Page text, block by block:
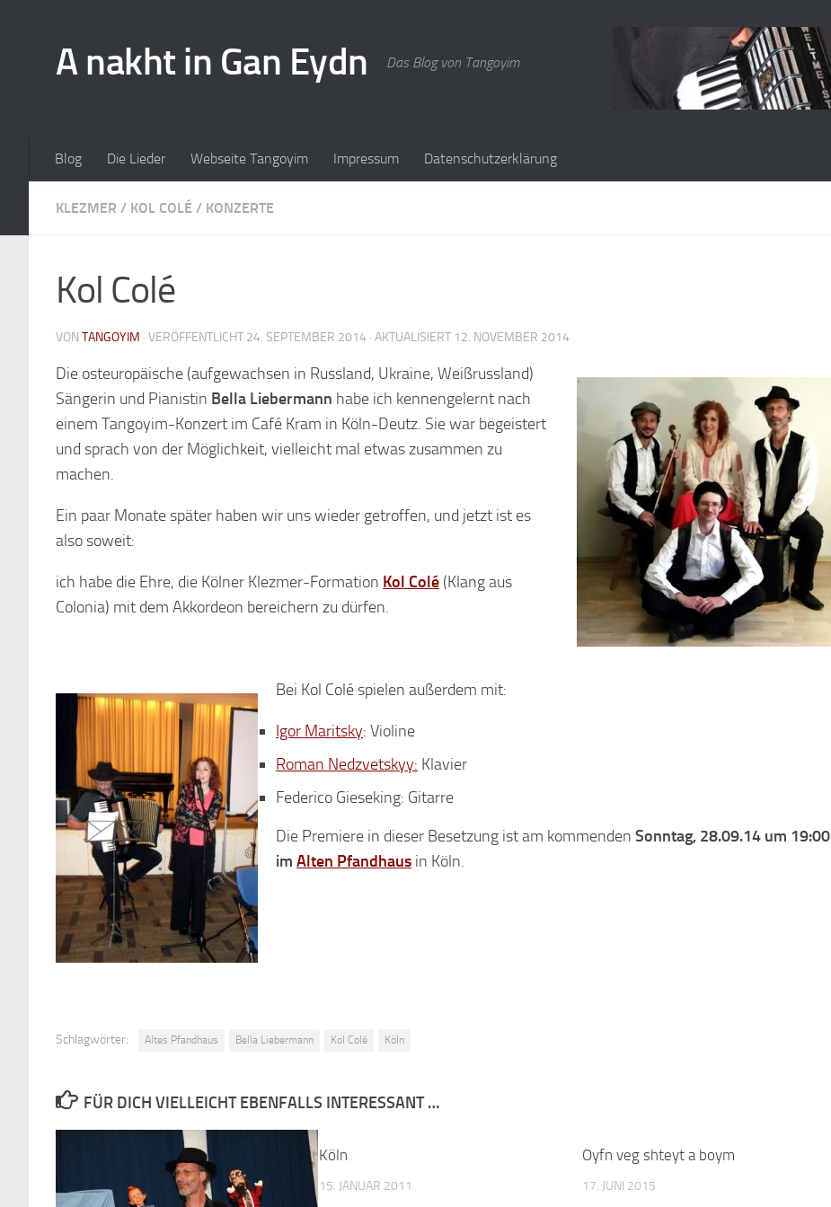
A nakht in Gan Eydn Das Blog von Tangoyim
Blog Die Lieder Webseite Tangoyim Impressum Datenschutzerklärung
KLEZMER / KOL COLÉ / KONZERTE
Kol Colé
VON TANGOYIM · VERÖFFENTLICHT 24. SEPTEMBER 2014 · AKTUALISIERT 12. NOVEMBER 2014
Die osteuropäische (aufgewachsen in Russland, Ukraine, Weißrussland)
Sängerin und Pianistin Bella Liebermann habe ich kennengelernt nach
einem Tangoyim-Konzert im Café Kram in Köln-Deutz. Sie war begeistert
und sprach von der Möglichkeit, vielleicht mal etwas zusammen zu
machen.
Ein paar Monate später haben wir uns wieder getroffen, und jetzt ist es
also soweit:
ich habe die Ehre, die Kölner Klezmer-Formation Kol Colé (Klang aus
Colonia) mit dem Akkordeon bereichern zu dürfen.
Bei Kol Colé spielen außerdem mit:
Igor Maritsky: Violine
Roman Nedzvetskyy: Klavier
Federico Gieseking: Gitarre
Die Premiere in dieser Besetzung ist am kommenden Sonntag, 28.09.14 um 19:00
im Alten Pfandhaus in Köln.
Schlagwörter: Altes Pfandhaus Bella Liebermann Kol Colé Köln
FÜR DICH VIELLEICHT EBENFALLS INTERESSANT …
Köln
15. JANUAR 2011
Oyfn veg shteyt a boym
17. JUNI 2015